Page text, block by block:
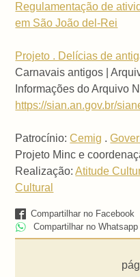
Regulamentação de
em São João del-Rei
Projeto . Delícias de
Carnavais antigos |
Informações do Arquivo
https://sian.an.gov.br/
Patrocínio:Cemig .
Projeto Minc e
Realização:Atitude
Cultural
Compartilhar no Facebook
Compartilhar no Whatsapp